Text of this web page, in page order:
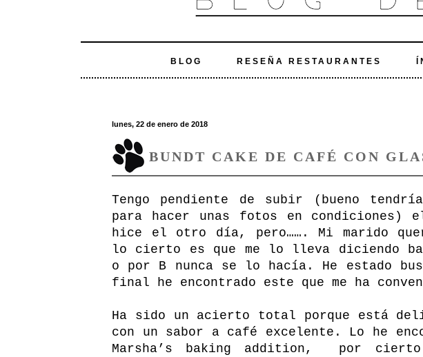
BLOG RESEÑA RESTAURANTES
lunes, 22 de enero de 2018
BUNDT CAKE DE CAFÉ CON
Tengo pendiente de subir (bueno
para hacer unas fotos en condiciones)
hice el otro día, pero……. Mi marido
lo cierto es que me lo lleva diciendo
o por B nunca se lo hacía. He estado
final he encontrado este que me ha
Ha sido un acierto total porque está
con un sabor a café excelente. Lo he
Marsha’s baking addition , por cierto